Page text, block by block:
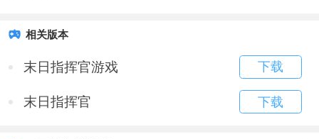
相关版本
末日指挥官游戏 下载
末日指挥官 下载